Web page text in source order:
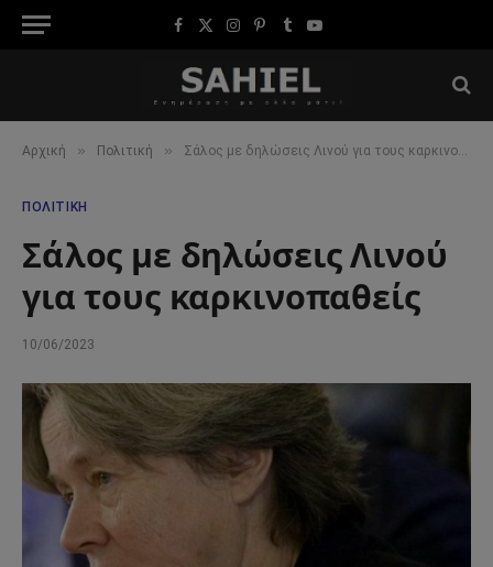
Facebook
X
Instagram
Pinterest
TumblrYouTube
Αρχική » Πολιτική » Σάλος με δηλώσεις Λινού για τους καρκινοπαθείς
ΠΟΛΙΤΙΚΉ
Σάλος με δηλώσεις Λινού
για τους καρκινοπαθείς
10/06/2023